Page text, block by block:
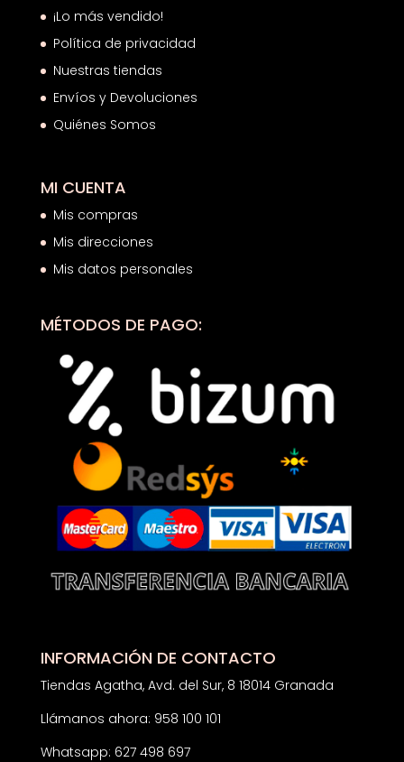
¡Lo más vendido!
Política de privacidad
Nuestras tiendas
Envíos y Devoluciones
Quiénes Somos
MI CUENTA
Mis compras
Mis direcciones
Mis datos personales
MÉTODOS DE PAGO:
INFORMACIÓN DE CONTACTO
Tiendas Agatha, Avd. del Sur, 8 18014 Granada
Llámanos ahora: 958 100 101
Whatsapp: 627 498 697